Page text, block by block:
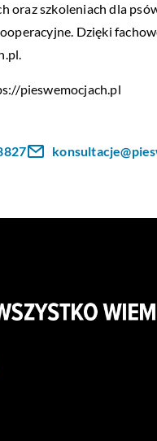
oraz szkoleniach dla
Dzięki
pieswemocjach.pl